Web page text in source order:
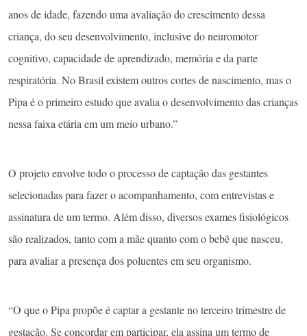
anos de idade, fazendo uma avaliação do crescimento dessa
criança, do seu desenvolvimento, inclusive do neuromotor
cognitivo, capacidade de aprendizado, memória e da parte
respiratória. No Brasil existem outros cortes de nascimento, mas o
Pipa é o primeiro estudo que avalia o desenvolvimento das crianças
nessa faixa etária em um meio urbano.”
O projeto envolve todo o processo de captação das gestantes
selecionadas para fazer o acompanhamento, com entrevistas e
assinatura de um termo. Além disso, diversos exames fisiológicos
são realizados, tanto com a mãe quanto com o bebê que nasceu,
para avaliar a presença dos poluentes em seu organismo.
“O que o Pipa propõe é captar a gestante no terceiro trimestre de
gestação. Se concordar em participar, ela assina um termo de